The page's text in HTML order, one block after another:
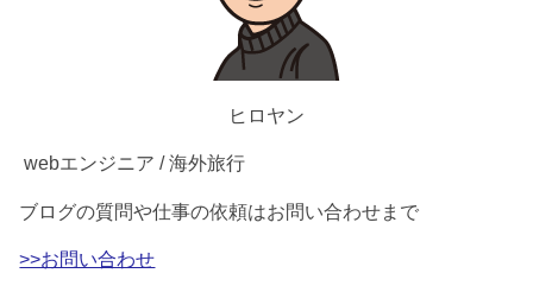
ヒロヤン
webエンジニア / 海外旅行
ブログの質問や仕事の依頼はお問い合わせまで
>>お問い合わせ